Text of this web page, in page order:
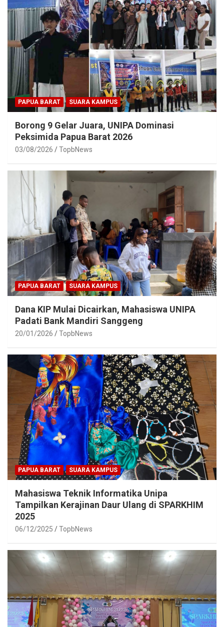
PAPUA BARAT SUARA KAMPUS
Borong 9 Gelar Juara, UNIPA Dominasi
Peksimida Papua Barat 2026
03/08/2026 TopbNews
PAPUA BARAT SUARA KAMPUS
Dana KIP Mulai Dicairkan, Mahasiswa UNIPA
Padati Bank Mandiri Sanggeng
20/01/2026 TopbNews
PAPUA BARAT SUARA KAMPUS
Mahasiswa Teknik Informatika Unipa
Tampilkan Kerajinan Daur Ulang di SPARKHIM
2025
06/12/2025 TopbNews